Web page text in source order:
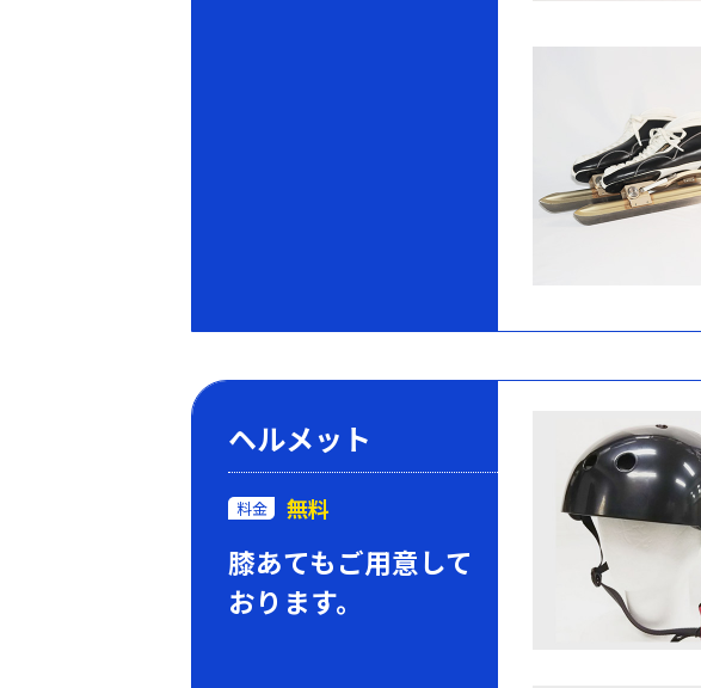
ヘルメット
料金 無料
膝あてもご用意して
おります。